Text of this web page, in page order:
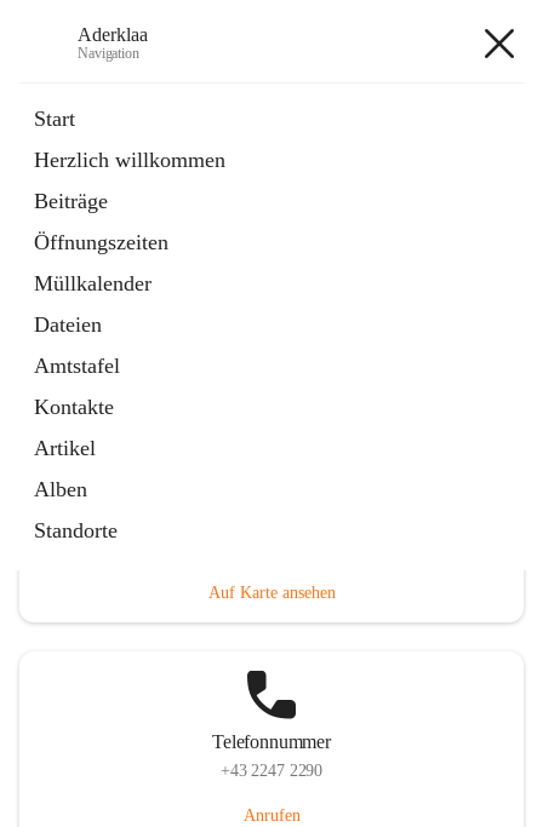
Aderklaa
Navigation
Start
Herzlich willkommen
Beiträge
Öffnungszeiten
Müllkalender
Dateien
Amtstafel
Kontakte
Artikel
Alben
Standorte
6 Schnellzugriffe
Gemeinde
3 Schnellzugriffe
Auf Karte ansehen
Telefonnummer
+43 2247 2290
Anrufen